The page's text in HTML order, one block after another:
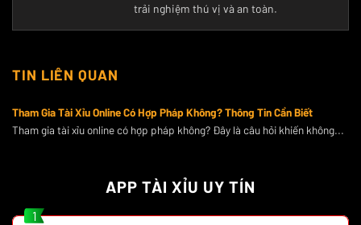
trải nghiệm thú vị và an toàn.
TIN LIÊN QUAN
Tham Gia Tài Xỉu Online Có Hợp Pháp Không? Thông Tin Cần Biết
Tham gia tài xỉu online có hợp pháp không? Đây là câu hỏi khiến không...
APP TÀI XỈU UY TÍN
1